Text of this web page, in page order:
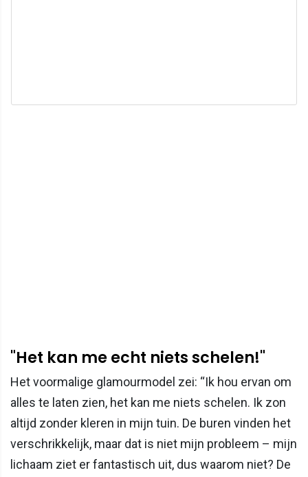
"Het kan me echt niets schelen!"
Het voormalige glamourmodel zei: “Ik hou ervan om
alles te laten zien, het kan me niets schelen. Ik zon
altijd zonder kleren in mijn tuin. De buren vinden het
verschrikkelijk, maar dat is niet mijn probleem – mijn
lichaam ziet er fantastisch uit, dus waarom niet? De